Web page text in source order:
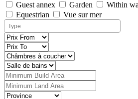
Guest annex
Garden
Within
Equestrian
Vue sur mer